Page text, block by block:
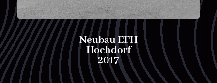
Neubau EFH
Hochdorf
2017